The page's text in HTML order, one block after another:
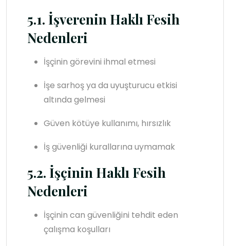
5.1. İşverenin Haklı Fesih
Nedenleri
İşçinin görevini ihmal etmesi
İşe sarhoş ya da uyuşturucu etkisi
altında gelmesi
Güven kötüye kullanımı, hırsızlık
İş güvenliği kurallarına uymamak
5.2. İşçinin Haklı Fesih
Nedenleri
İşçinin can güvenliğini tehdit eden
çalışma koşulları